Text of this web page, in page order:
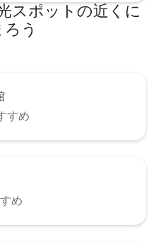
スポットの近くに
う
すめ
め